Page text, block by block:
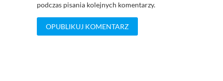
podczas pisania kolejnych komentarzy.